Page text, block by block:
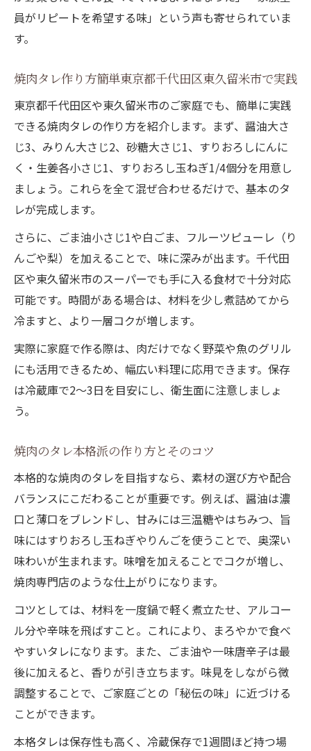
員がリピートを希望する味」という声も寄せられていま
す。
焼肉タレ作り方簡単東京都千代田区東久留米市で実践
東京都千代田区や東久留米市のご家庭でも、簡単に実践
できる焼肉タレの作り方を紹介します。まず、醤油大さ
じ3、みりん大さじ2、砂糖大さじ1、すりおろしにんに
く・生姜各小さじ1、すりおろし玉ねぎ1/4個分を用意し
ましょう。これらを全て混ぜ合わせるだけで、基本のタ
レが完成します。
さらに、ごま油小さじ1や白ごま、フルーツピューレ（り
んごや梨）を加えることで、味に深みが出ます。千代田
区や東久留米市のスーパーでも手に入る食材で十分対応
可能です。時間がある場合は、材料を少し煮詰めてから
冷ますと、より一層コクが増します。
実際に家庭で作る際は、肉だけでなく野菜や魚のグリル
にも活用できるため、幅広い料理に応用できます。保存
は冷蔵庫で2～3日を目安にし、衛生面に注意しましょ
う。
焼肉のタレ本格派の作り方とそのコツ
本格的な焼肉のタレを目指すなら、素材の選び方や配合
バランスにこだわることが重要です。例えば、醤油は濃
口と薄口をブレンドし、甘みには三温糖やはちみつ、旨
味にはすりおろし玉ねぎやりんごを使うことで、奥深い
味わいが生まれます。味噌を加えることでコクが増し、
焼肉専門店のような仕上がりになります。
コツとしては、材料を一度鍋で軽く煮立たせ、アルコー
ル分や辛味を飛ばすこと。これにより、まろやかで食べ
やすいタレになります。また、ごま油や一味唐辛子は最
後に加えると、香りが引き立ちます。味見をしながら微
調整することで、ご家庭ごとの「秘伝の味」に近づける
ことができます。
本格タレは保存性も高く、冷蔵保存で1週間ほど持つ場